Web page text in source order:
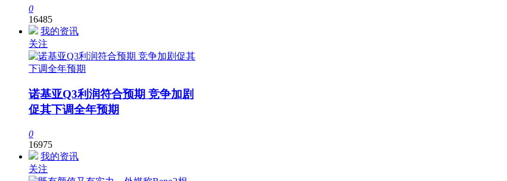
0
16485
我的资讯
关注
诺基亚Q3利润符合预期 竞争加剧
促其下调全年预期
0
16975
我的资讯
关注